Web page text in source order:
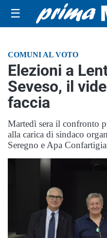
☰
COMUNI AL VOTO
Elezioni a
Seveso, il
faccia
Martedì sera il confronto
alla carica di sindaco
Seregno e Apa